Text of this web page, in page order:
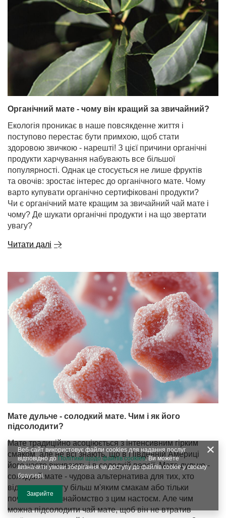
Органічний мате - чому він кращий за звичайний?
Екологія проникає в наше повсякденне життя і
поступово перестає бути примхою, щоб стати
здоровою звичкою - нарешті! З цієї причини органічні
продукти харчування набувають все більшої
популярності. Однак це стосується не лише фруктів
та овочів: зростає інтерес до органічного мате. Чому
варто купувати органічно сертифіковані продукти?
Чи є органічний мате кращим за звичайний чай мате і
чому? Де шукати органічні продукти і на що звертати
увагу?
Читати далі
Мате дульче - солодкий мате. Чим і як його
підсолодити?
Мате традиційно асоціюється з інтенсивним гірким
смаком, але не всі знають, що в Південній Америці
його часто вживають і в солодкій версії. Мате дульче -
солодкий мате - чудова альтернатива для тих, хто
віддає перевагу більш м'яким смакам або тільки
починає своє знайомство з цим настоєм. Але чим
можна підсолодити чай мате, щоб він не втратив
Веб-сайт використовує файли cookies для надання послуг
відповідно до Політики щодо файлів cookies. Ви можете
визначити умови зберігання чи доступу до файлів cookie у своєму
браузері.
Закрийте